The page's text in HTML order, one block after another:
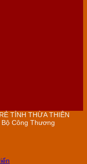
TỈNH THỪA THIÊN
Công Thương